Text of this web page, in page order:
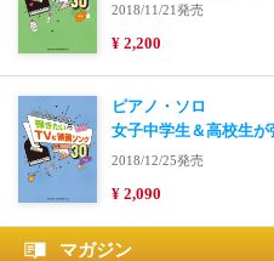
2018/11/21発売
¥ 2,200
ピアノ・ソロ
女子中学生＆高校生
2018/12/25発売
¥ 2,090
マガジン